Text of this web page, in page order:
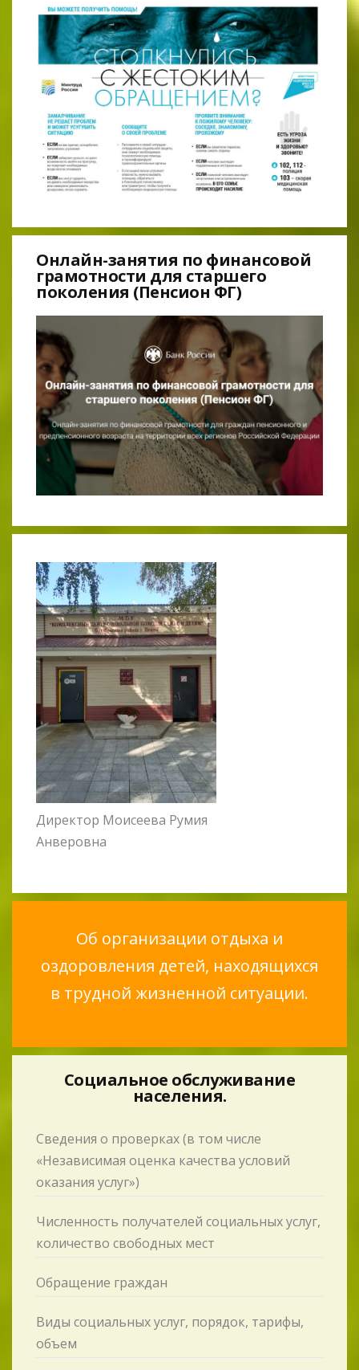
Онлайн-занятия по финансовой
грамотности для старшего
поколения (Пенсион ФГ)
Директор Моисеева Румия
Анверовна
Об организации отдыха и
оздоровления детей, находящихся
в трудной жизненной ситуации.
Социальное обслуживание
населения.
Сведения о проверках (в том числе
«Независимая оценка качества условий
оказания услуг»)
Численность получателей социальных услуг,
количество свободных мест
Обращение граждан
Виды социальных услуг, порядок, тарифы,
объем